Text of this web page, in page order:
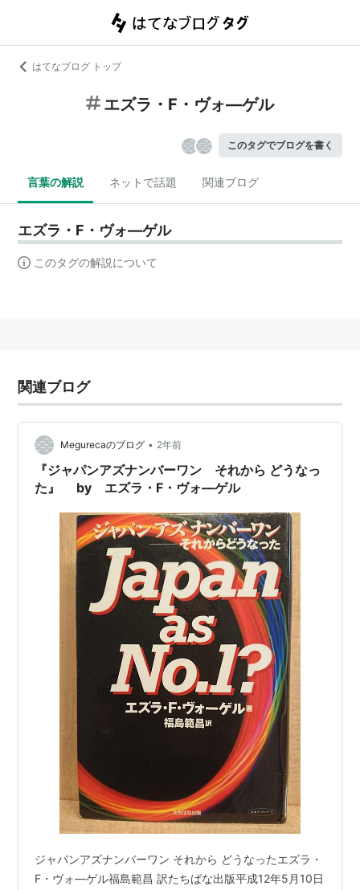
はてなブログ トップ
エズラ・F・ヴォ―ゲル
このタグでブログを書く
言葉の解説 ネットで話題 関連ブログ
エズラ・F・ヴォ―ゲル
このタグの解説について
関連ブログ
Megurecaのブログ • 2年前
『ジャパンアズナンバーワン それから どうなっ
た』 by エズラ・F・ヴォ―ゲル
ジャパンアズナンバーワン それから どうなったエズラ・
F・ヴォ―ゲル福島範昌 訳たちばな出版平成12年5月10日